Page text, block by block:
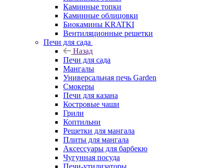
Каминные топки
Каминные облицовки
Биокамины KRATKI
Вентиляционные решетки
Печи для сада
Назад
Печи для сада
Мангалы
Универсальная печь Garden
Смокеры
Печи для казана
Костровые чаши
Грили
Коптильни
Решетки для мангала
Плиты для мангала
Аксессуары для барбекю
Чугунная посуда
Печи-утилизаторы